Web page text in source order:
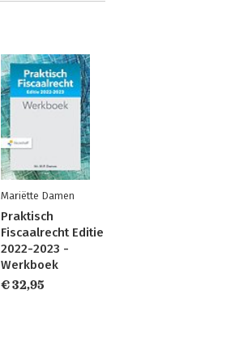
Mariëtte Damen
Praktisch
Fiscaalrecht Editie
2022-2023 -
Werkboek
€ 32,95